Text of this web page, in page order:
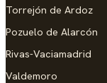
Torrejón de Ardoz
Pozuelo de Alarcón
Rivas-Vaciamadrid
Valdemoro